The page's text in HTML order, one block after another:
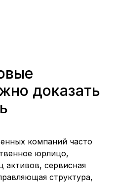
доказать
компаний часто
юрлицо,
активов, сервисная
структура,